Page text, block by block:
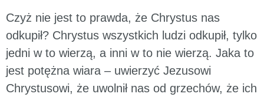
Czyż nie jest to prawda, że Chrystus nas
odkupił? Chrystus wszystkich ludzi odkupił, tylko
jedni w to wierzą, a inni w to nie wierzą. Jaka to
jest potężna wiara – uwierzyć Jezusowi
Chrystusowi, że uwolnił nas od grzechów, że ich